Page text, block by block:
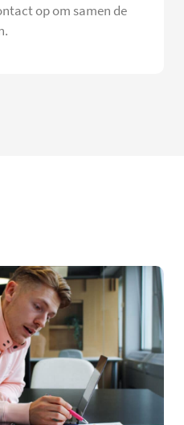
op om samen de